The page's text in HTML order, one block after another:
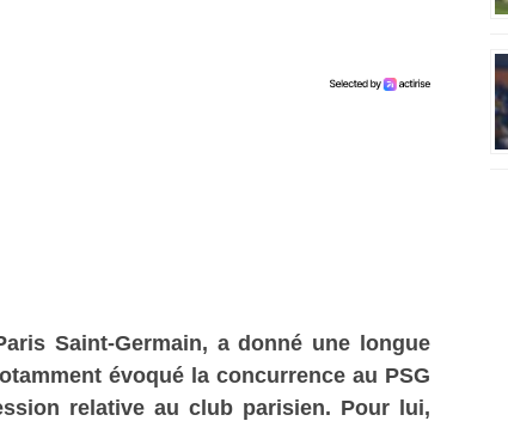
Saint-Germain, a donné une longue
évoqué la concurrence au PSG
relative au club parisien. Pour lui,